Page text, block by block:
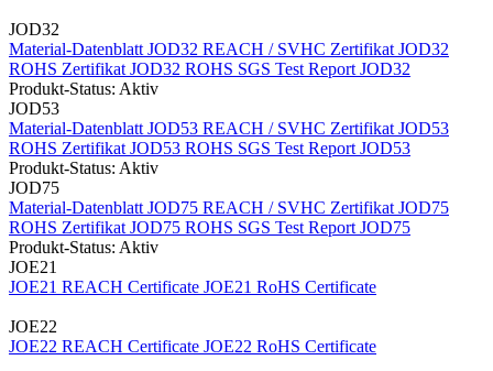
JOD32
Material-Datenblatt JOD32 REACH / SVHC Zertifikat JOD32
ROHS Zertifikat JOD32 ROHS SGS Test Report JOD32
Produkt-Status: Aktiv
JOD53
Material-Datenblatt JOD53 REACH / SVHC Zertifikat JOD53
ROHS Zertifikat JOD53 ROHS SGS Test Report JOD53
Produkt-Status: Aktiv
JOD75
Material-Datenblatt JOD75 REACH / SVHC Zertifikat JOD75
ROHS Zertifikat JOD75 ROHS SGS Test Report JOD75
Produkt-Status: Aktiv
JOE21
JOE21 REACH Certificate JOE21 RoHS Certificate
JOE22
JOE22 REACH Certificate JOE22 RoHS Certificate